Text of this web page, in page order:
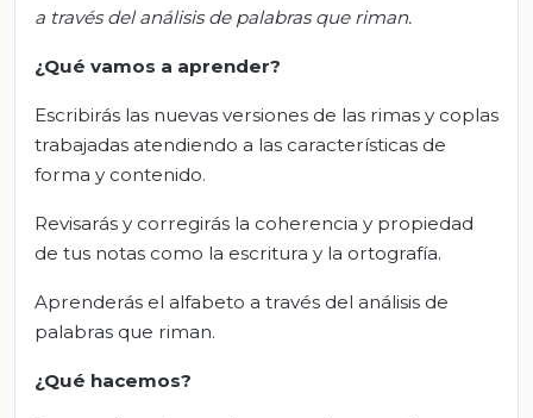
a través del análisis de palabras que riman.
¿Qué vamos a aprender?
Escribirás las nuevas versiones de las rimas y coplas
trabajadas atendiendo a las características de
forma y contenido.
Revisarás y corregirás la coherencia y propiedad
de tus notas como la escritura y la ortografía.
Aprenderás el alfabeto a través del análisis de
palabras que riman.
¿Qué hacemos?